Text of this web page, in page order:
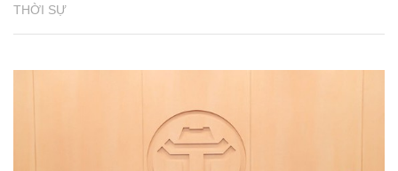
THỜI SỰ